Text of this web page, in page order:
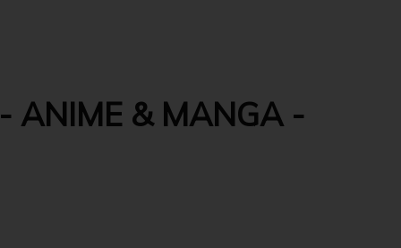
ANIME & MANGA -